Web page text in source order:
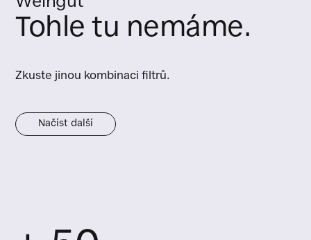
Tohle tu nemáme.
Zkuste jinou kombinaci filtrů.
Načíst další